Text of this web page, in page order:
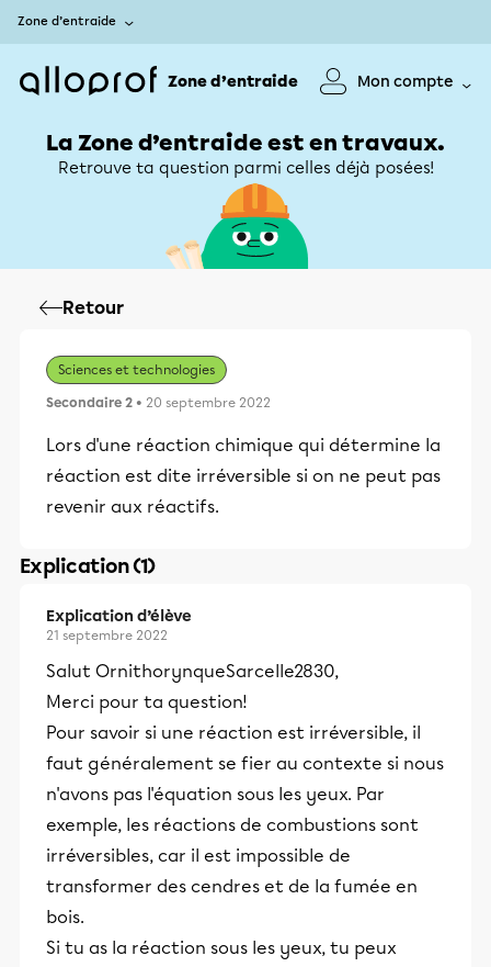
Zone d’entraide
Zone d’entraide Mon compte
La Zone d’entraide est en travaux.
Retrouve ta question parmi celles déjà posées!
Retour
Sciences et technologies
Secondaire 2 • 20 septembre 2022
Lors d'une réaction chimique qui détermine la
réaction est dite irréversible si on ne peut pas
revenir aux réactifs.
Explication (1)
Explication d’élève
21 septembre 2022
Salut OrnithorynqueSarcelle2830,
Merci pour ta question!
Pour savoir si une réaction est irréversible, il
faut généralement se fier au contexte si nous
n'avons pas l'équation sous les yeux. Par
exemple, les réactions de combustions sont
irréversibles, car il est impossible de
transformer des cendres et de la fumée en
bois.
Si tu as la réaction sous les yeux, tu peux